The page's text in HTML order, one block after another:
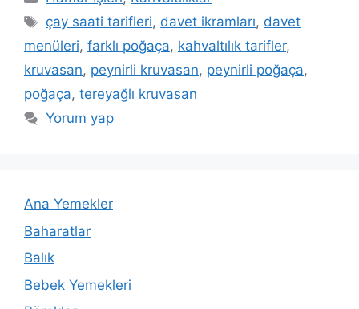
Etiketler
çay saati tarifleri, davet ikramları, davet
menüleri, farklı poğaça, kahvaltılık tarifler,
kruvasan, peynirli kruvasan, peynirli poğaça,
poğaça, tereyağlı kruvasan
Yorum yap
Ana Yemekler
Baharatlar
Balık
Bebek Yemekleri